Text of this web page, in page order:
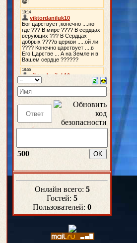
500
Онлайн всего: 5
Гостей: 5
Пользователей: 0